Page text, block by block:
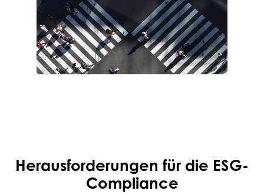
Herausforderungen für die ESG-
Compliance